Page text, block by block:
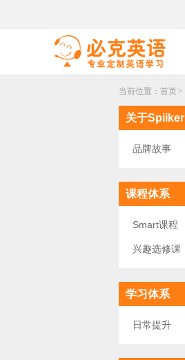
当前位置： 首页 >
关于Spiiker
品牌故事
课程体系
Smart课程
兴趣选修课
学习体系
日常提升